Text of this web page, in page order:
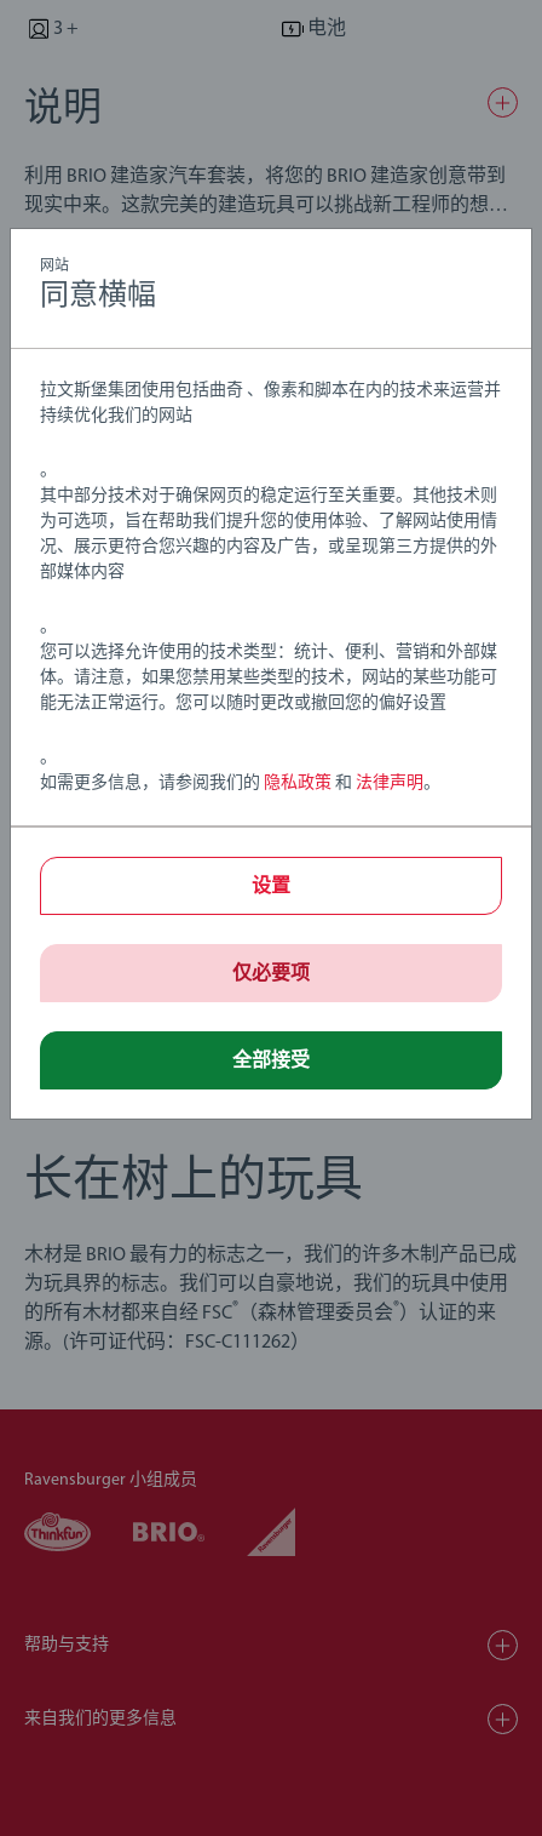
3 + 电池
说明
利用 BRIO 建造家汽车套装，将您的 BRIO 建造家创意带到
现实中来。这款完美的建造玩具可以挑战新工程师的想象
力。 这款玩具套装由 120 个部件组成，包括功能齐全的电
动汽车和易于使用的工具，可帮助您实现无限多的创意。
这款机车提供前进、停止和后退模式，所以发挥你的想象
34591 建筑师电机套装包含：1个电机单元、2个易于使用
的工具、1份灵感手册、116个游戏组件。
Details
文章编号:
63459100
EAN:
7312350345919
游戏说明
Download
Download
长在树上的玩具
木材是 BRIO 最有力的标志之一，我们的许多木制产品已成
为玩具界的标志。我们可以自豪地说，我们的玩具中使用
的所有木材都来自经 FSC® （森林管理委员会®）认证的来
源。(许可证代码：FSC-C111262）
Ravensburger 小组成员
帮助与支持
来自我们的更多信息
网站
同意横幅
拉文斯堡集团使用包括曲奇 、像素和脚本在内的技术来运营并
持续优化我们的网站
。
其中部分技术对于确保网页的稳定运行至关重要。其他技术则
为可选项，旨在帮助我们提升您的使用体验、了解网站使用情
况、展示更符合您兴趣的内容及广告，或呈现第三方提供的外
部媒体内容
。
您可以选择允许使用的技术类型：统计、便利、营销和外部媒
体。请注意，如果您禁用某些类型的技术，网站的某些功能可
能无法正常运行。您可以随时更改或撤回您的偏好设置
。
如需更多信息，请参阅我们的 隐私政策 和 法律声明。
设置
仅必要项
全部接受